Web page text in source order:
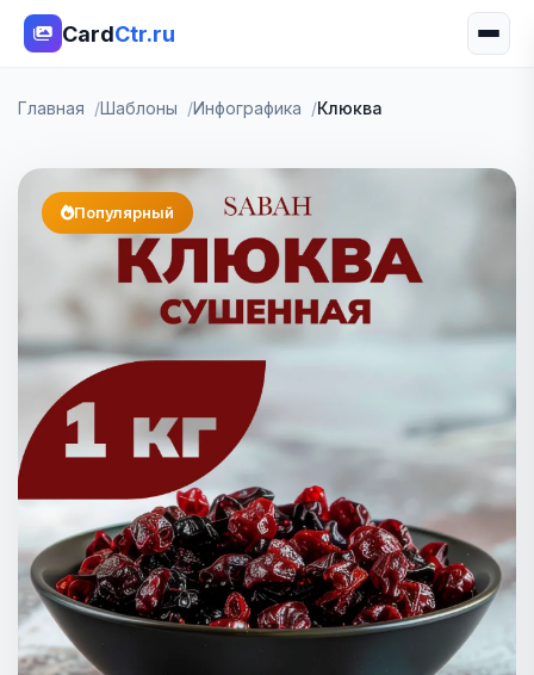
CardCtr.ru
Главная Шаблоны Инфографика Клюква
Популярный